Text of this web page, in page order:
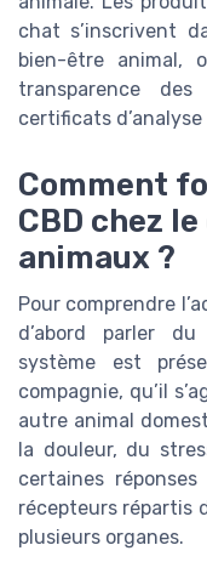
chat s’inscrivent
bien-être animal,
transparence
certificats
Comment
CBD chez
animaux ?
Pour comprendre
d’abord parler du
système est
compagnie, qu’il
autre animal
la douleur, du
certaines
récepteurs répartis
plusieurs organes.